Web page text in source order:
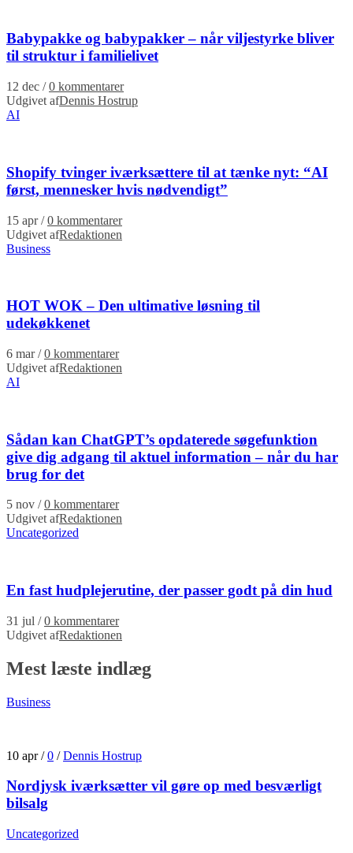
Babypakke og babypakker – når viljestyrke bliver
til struktur i familielivet
12 dec / 0 kommentarer
Udgivet afDennis Hostrup
AI
Shopify tvinger iværksættere til at tænke nyt: “AI
først, mennesker hvis nødvendigt”
15 apr / 0 kommentarer
Udgivet afRedaktionen
Business
HOT WOK – Den ultimative løsning til
udekøkkenet
6 mar / 0 kommentarer
Udgivet afRedaktionen
AI
Sådan kan ChatGPT’s opdaterede søgefunktion
give dig adgang til aktuel information – når du har
brug for det
5 nov / 0 kommentarer
Udgivet afRedaktionen
Uncategorized
En fast hudplejerutine, der passer godt på din hud
31 jul / 0 kommentarer
Udgivet afRedaktionen
Mest læste indlæg
Business
10 apr / 0 / Dennis Hostrup
Nordjysk iværksætter vil gøre op med besværligt
bilsalg
Uncategorized